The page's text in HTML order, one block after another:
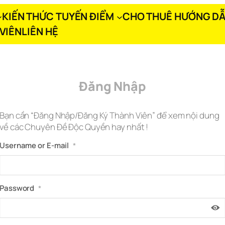
KIẾN THỨC TUYẾN ĐIỂM
CHO THUÊ HƯỚNG
LIÊN HỆ
Đăng Nhập
Bạn cần “Đăng Nhập/Đăng Ký Thành Viên” để xem nội dung
về các Chuyên Đề Độc Quyền hay nhất !
Username or E-mail *
Password *